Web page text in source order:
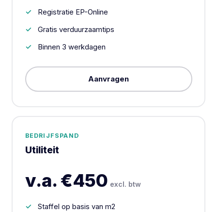
Registratie EP-Online
Gratis verduurzaamtips
Binnen 3 werkdagen
Aanvragen
BEDRIJFSPAND
Utiliteit
v.a. €450 excl. btw
Staffel op basis van m2